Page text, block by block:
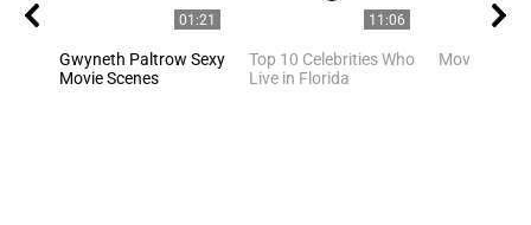
01:21
Gwyneth Paltrow Sexy
Movie Scenes
11:06
Top 10 Celebrities Who
Live in Florida
Movie Stars